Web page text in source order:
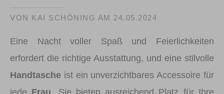
VON KAI SCHÖNING AM 24.05.2024
Eine Nacht voller Spaß und Feierlichkeiten
erfordert die richtige Ausstattung, und eine stilvolle
Handtasche ist ein unverzichtbares Accessoire für